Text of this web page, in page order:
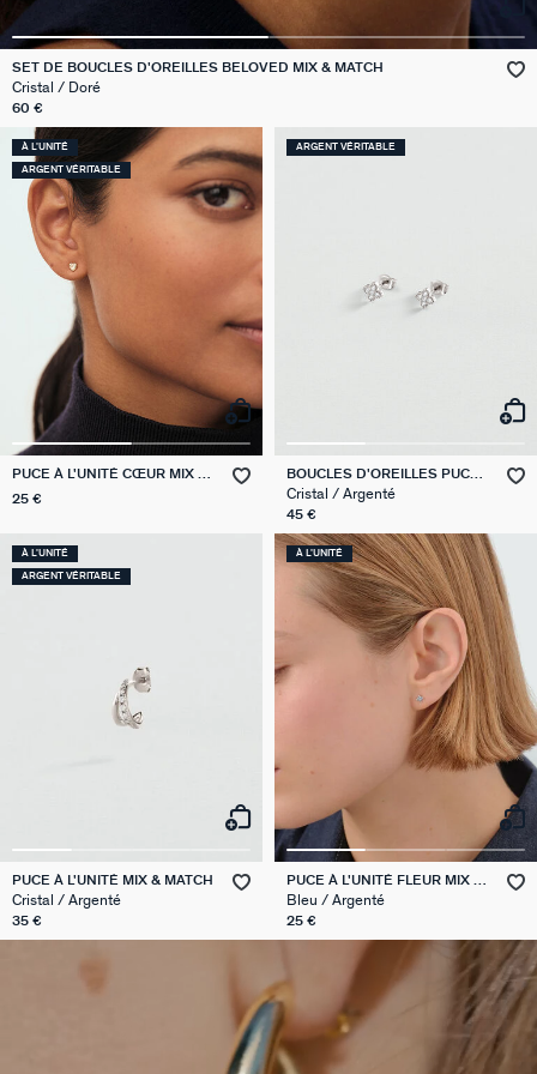
GÉNÉRATION AGATHA
SUR LA PEAU
SET DE BOUCLES D'OREILLES BELOVED MIX & MATCH
Cristal / Doré
60 €
À L'UNITÉ
ARGENT VÉRITABLE
PUCE À L'UNITÉ CŒUR MIX &
25 €
ARGENT VÉRITABLE
BOUCLES D'OREILLES PUCES
BELOVED
Cristal / Argenté
45 €
À L'UNITÉ
ARGENT VÉRITABLE
PUCE À L'UNITÉ MIX & MATCH
Cristal / Argenté
35 €
À L'UNITÉ
PUCE À L'UNITÉ FLEUR MIX &
MATCH
Bleu / Argenté
25 €